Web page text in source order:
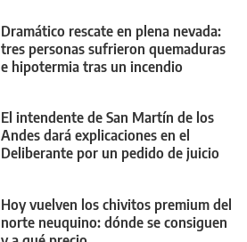
Dramático rescate en plena nevada:
tres personas sufrieron quemaduras
e hipotermia tras un incendio
El intendente de San Martín de los
Andes dará explicaciones en el
Deliberante por un pedido de juicio
Hoy vuelven los chivitos premium del
norte neuquino: dónde se consiguen